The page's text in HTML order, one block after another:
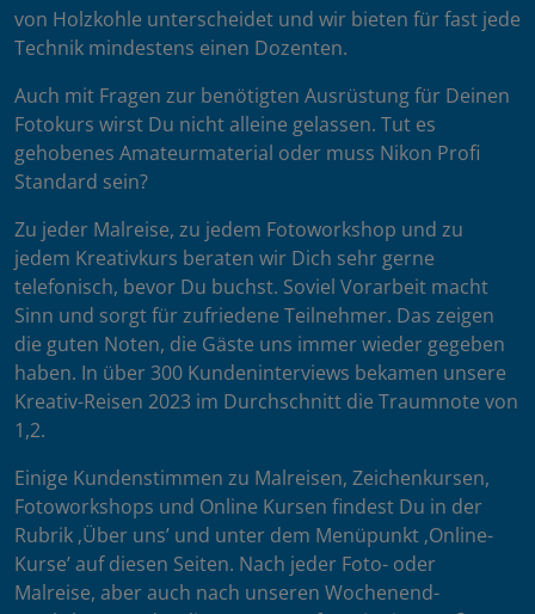
von Holzkohle unterscheidet und wir bieten für fast jede
Technik mindestens einen Dozenten.
Auch mit Fragen zur benötigten Ausrüstung für Deinen
Fotokurs wirst Du nicht alleine gelassen. Tut es
gehobenes Amateurmaterial oder muss Nikon Profi
Standard sein?
Zu jeder Malreise, zu jedem Fotoworkshop und zu
jedem Kreativkurs beraten wir Dich sehr gerne
telefonisch, bevor Du buchst. Soviel Vorarbeit macht
Sinn und sorgt für zufriedene Teilnehmer. Das zeigen
die guten Noten, die Gäste uns immer wieder gegeben
haben. In über 300 Kundeninterviews bekamen unsere
Kreativ-Reisen 2023 im Durchschnitt die Traumnote von
1,2.
Einige Kundenstimmen zu Malreisen, Zeichenkursen,
Fotoworkshops und Online Kursen findest Du in der
Rubrik ‚Über uns’ und unter dem Menüpunkt ‚Online-
Kurse’ auf diesen Seiten. Nach jeder Foto- oder
Malreise, aber auch nach unseren Wochenend-